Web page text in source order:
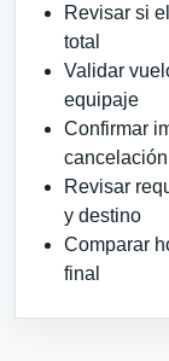
Revisar si
total
Validar
equipaje
Confirmar
cancelación
Revisar
y destino
Comparar
final